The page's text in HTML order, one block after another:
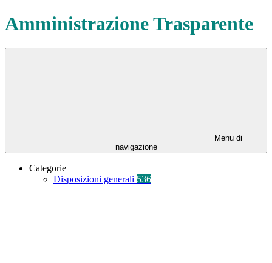
Amministrazione Trasparente
Menu di
navigazione
Categorie
Disposizioni generali 536